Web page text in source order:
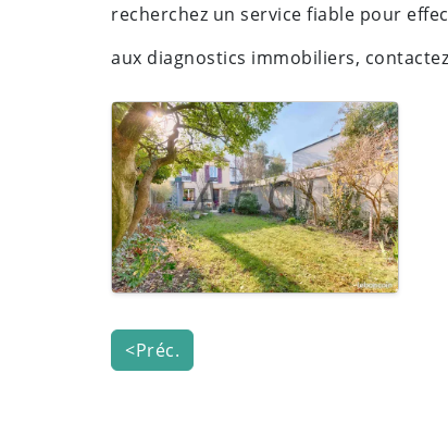
recherchez un service fiable pour
aux diagnostics immobiliers,
<Préc.